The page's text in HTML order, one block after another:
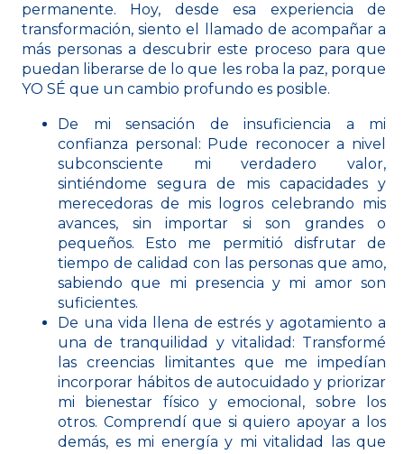
permanente. Hoy, desde esa experiencia de
transformación, siento el llamado de acompañar a
más personas a descubrir este proceso para que
puedan liberarse de lo que les roba la paz, porque
YO SÉ que un cambio profundo es posible.
De mi sensación de insuficiencia a mi
confianza personal: Pude reconocer a nivel
subconsciente mi verdadero valor,
sintiéndome segura de mis capacidades y
merecedoras de mis logros celebrando mis
avances, sin importar si son grandes o
pequeños. Esto me permitió disfrutar de
tiempo de calidad con las personas que amo,
sabiendo que mi presencia y mi amor son
suficientes.
De una vida llena de estrés y agotamiento a
una de tranquilidad y vitalidad: Transformé
las creencias limitantes que me impedían
incorporar hábitos de autocuidado y priorizar
mi bienestar físico y emocional, sobre los
otros. Comprendí que si quiero apoyar a los
demás, es mi energía y mi vitalidad las que